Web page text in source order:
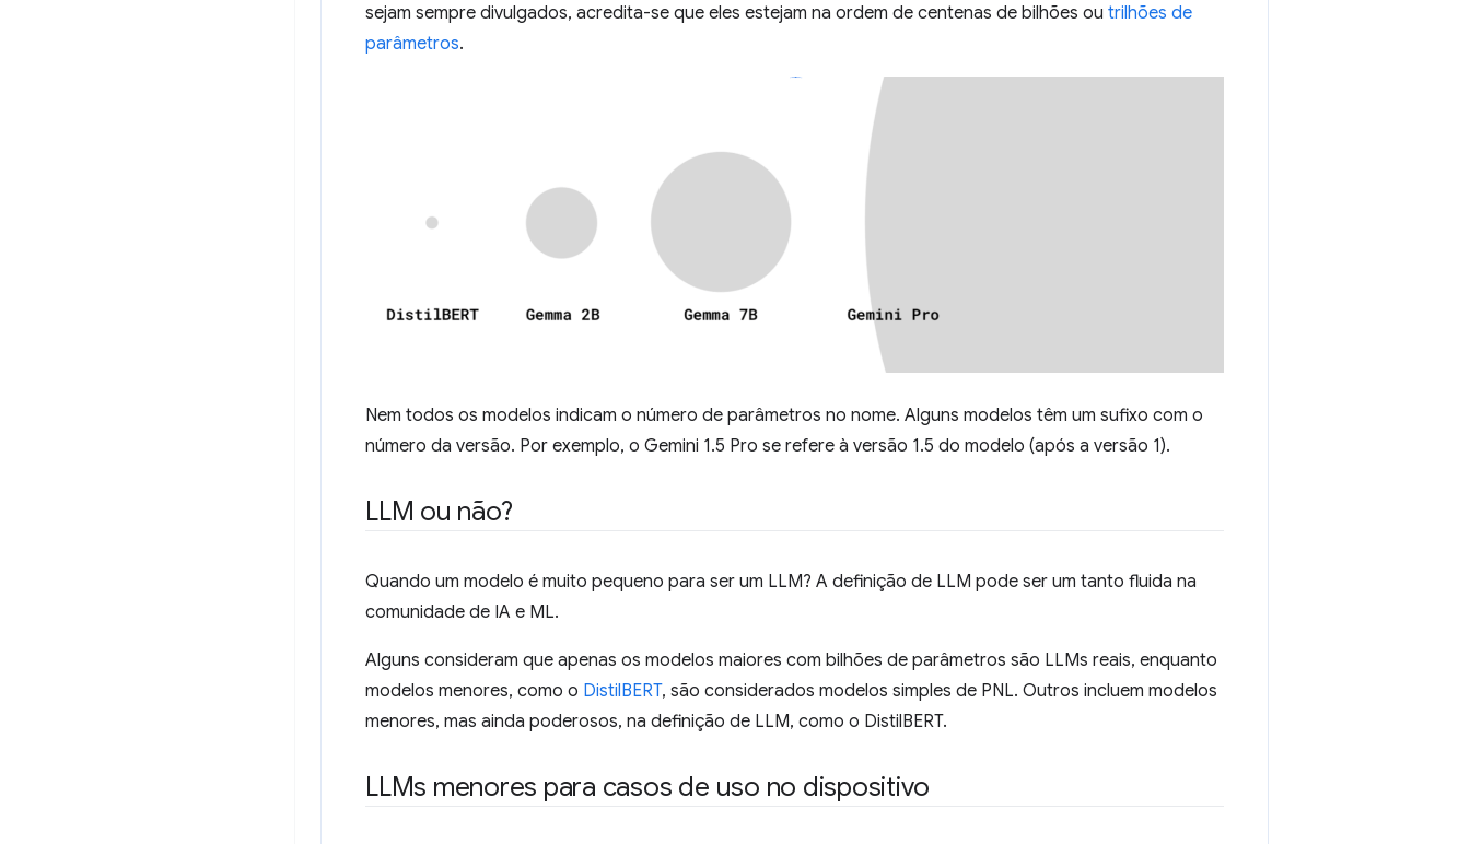
sejam sempre divulgados, acredita-se que eles estejam na ordem de centenas de bilhões ou trilhões de
parâmetros.
Nem todos os modelos indicam o número de parâmetros no nome. Alguns modelos têm um sufixo com o
número da versão. Por exemplo, o Gemini 1.5 Pro se refere à versão 1.5 do modelo (após a versão 1).
LLM ou não?
Quando um modelo é muito pequeno para ser um LLM? A definição de LLM pode ser um tanto fluida na
comunidade de IA e ML.
Alguns consideram que apenas os modelos maiores com bilhões de parâmetros são LLMs reais, enquanto
modelos menores, como o DistilBERT, são considerados modelos simples de PNL. Outros incluem modelos
menores, mas ainda poderosos, na definição de LLM, como o DistilBERT.
LLMs menores para casos de uso no dispositivo